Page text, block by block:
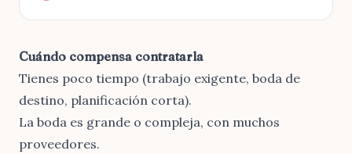
Cuándo compensa contratarla
Tienes poco tiempo (trabajo exigente, boda de
destino, planificación corta).
La boda es grande o compleja, con muchos
proveedores.